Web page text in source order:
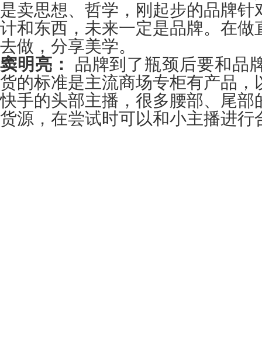
是卖思想、哲学，刚起步的品牌
计和东西，未来一定是品牌。在做
去做，分享美学。
窦明亮：
品牌到了瓶颈后要和品
货的标准是主流商场专柜有产品，
快手的头部主播，很多腰部、尾部
货源，在尝试时可以和小主播进行